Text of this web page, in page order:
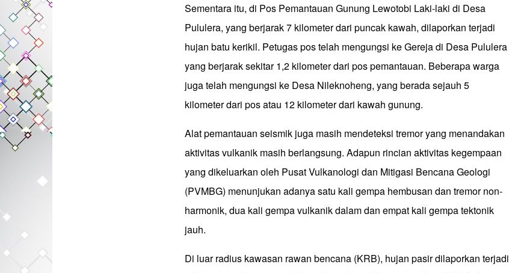
Sementara itu, di Pos Pemantauan Gunung Lewotobi Laki-laki di Desa
Pululera, yang berjarak 7 kilometer dari puncak kawah, dilaporkan terjadi
hujan batu kerikil. Petugas pos telah mengungsi ke Gereja di Desa Pululera
yang berjarak sekitar 1,2 kilometer dari pos pemantauan. Beberapa warga
juga telah mengungsi ke Desa Nileknoheng, yang berada sejauh 5
kilometer dari pos atau 12 kilometer dari kawah gunung.
Alat pemantauan seismik juga masih mendeteksi tremor yang menandakan
aktivitas vulkanik masih berlangsung. Adapun rincian aktivitas kegempaan
yang dikeluarkan oleh Pusat Vulkanologi dan Mitigasi Bencana Geologi
(PVMBG) menunjukan adanya satu kali gempa hembusan dan tremor non-
harmonik, dua kali gempa vulkanik dalam dan empat kali gempa tektonik
jauh.
Di luar radius kawasan rawan bencana (KRB), hujan pasir dilaporkan terjadi